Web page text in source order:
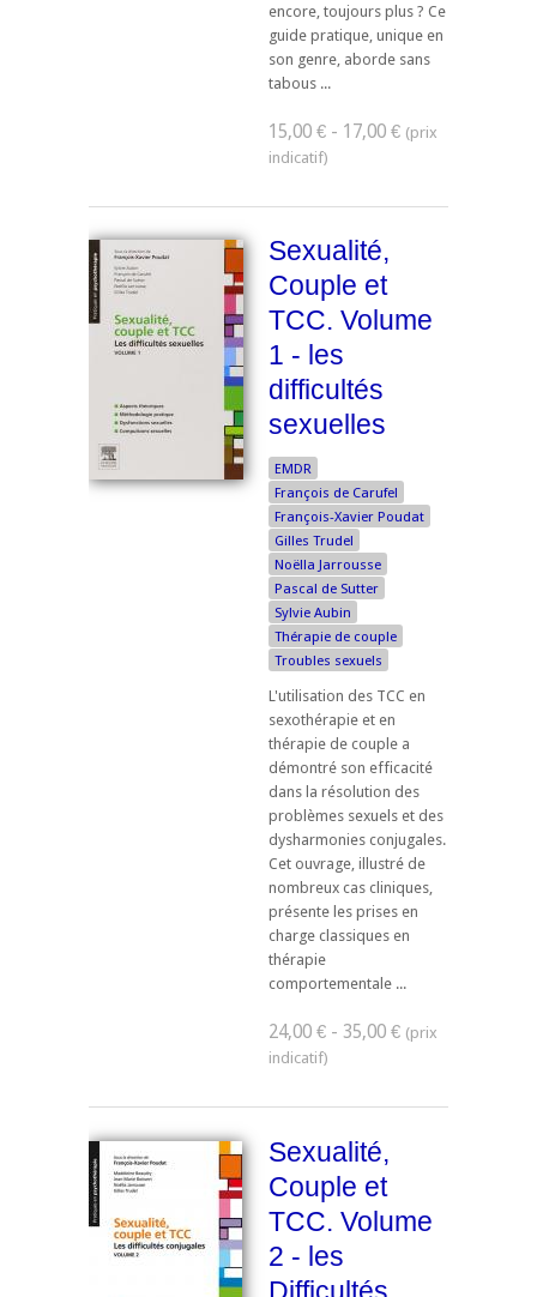
encore, toujours plus ? Ce
guide pratique, unique en
son genre, aborde sans
tabous ...
15,00 € - 17,00 €
Sexualité,
Couple et
TCC. Volume
1 - les
difficultés
sexuelles
EMDR
François de Carufel
François-Xavier Poudat
Gilles Trudel
Noëlla Jarrousse
Pascal de Sutter
Sylvie Aubin
Thérapie de couple
Troubles sexuels
L'utilisation des TCC en
sexothérapie et en
thérapie de couple a
démontré son efficacité
dans la résolution des
problèmes sexuels et des
dysharmonies conjugales.
Cet ouvrage, illustré de
nombreux cas cliniques,
présente les prises en
charge classiques en
thérapie
comportementale ...
24,00 € - 35,00 €
Sexualité,
Couple et
TCC. Volume
2 - les